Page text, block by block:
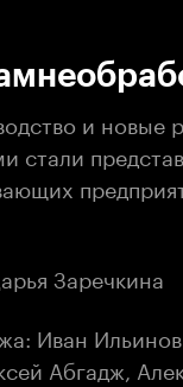
и
стали
Заречкина
Иван Ильинов
Абгадж,